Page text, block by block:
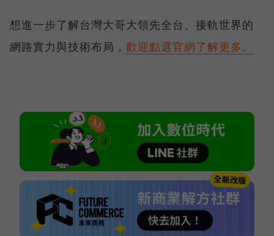
想進一步了解台灣大哥大領先全台、接軌世界的
網路實力與技術布局， 歡迎點選官網了解更多。